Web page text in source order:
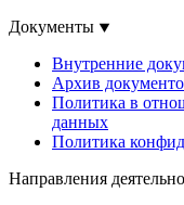
Документы
Внутренние
Архив
Политика в
данных
Политика
Направления